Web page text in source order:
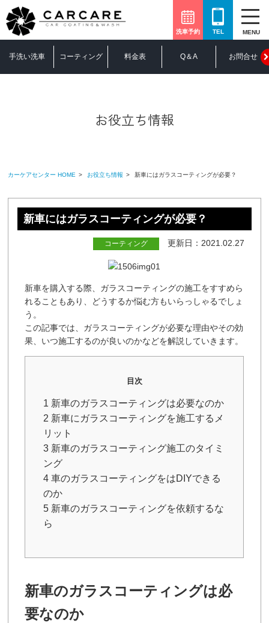
洗車予約 TEL MENU
手洗い洗車 コーティング 料金表 Q＆A お問合せ
お役立ち情報
カーケアセンター HOME お役立ち情報 新車にはガラスコーティングが必要？
新車にはガラスコーティングが必要？
コーティング 更新日：2021.02.27
新車を購入する際、ガラスコーティングの施工をすすめら
れることもあり、どうするか悩む方もいらっしゃるでしょ
う。
この記事では、ガラスコーティングが必要な理由やその効
果、いつ施工するのが良いのかなどを解説していきます。
目次
1 新車のガラスコーティングは必要なのか
2 新車にガラスコーティングを施工するメ
リット
3 新車のガラスコーティング施工のタイミ
ング
4 車のガラスコーティングをはDIYできる
のか
5 新車のガラスコーティングを依頼するな
ら
新車のガラスコーティングは必
要なのか